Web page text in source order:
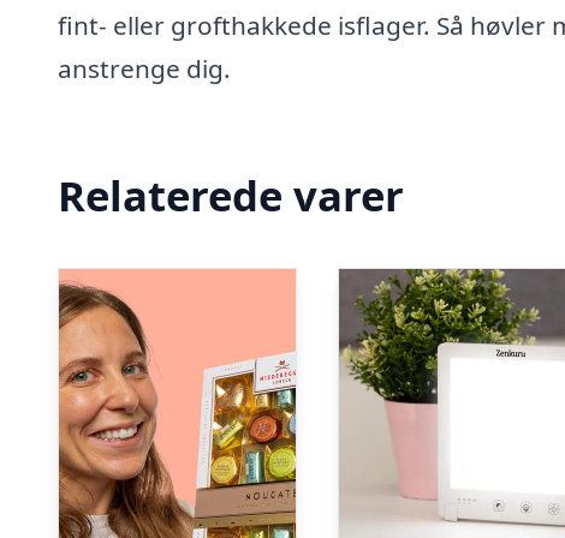
fint- eller grofthakkede isflager. Så høvler
anstrenge dig.
Relaterede varer